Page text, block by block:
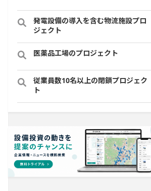
発電設備の導入を含む物流施設プロ
ジェクト
医薬品工場のプロジェクト
従業員数10名以上の閉鎖プロジェク
ト
直近3か月以内に完了する設備新設計
画
売上高が100億円以上の企業一覧